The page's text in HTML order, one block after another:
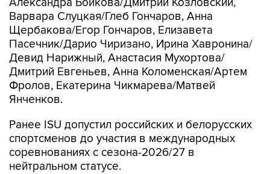
Варвара Слуцкая/Глеб Гончаров, Анна
Щербакова/Егор Гончаров, Елизавета
Пасечник/Дарио Чиризано, Ирина Хавронина/
Девид Нарижный, Анастасия Мухортова/
Дмитрий Евгеньев, Анна Коломенская/Артем
Фролов, Екатерина Чикмарева/Матвей
Янченков.
Ранее ISU допустил российских и белорусских
спортсменов до участия в международных
соревнованиях с сезона-2026/27 в
нейтральном статусе.